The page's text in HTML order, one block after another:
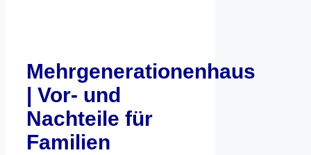
Mehrgenerationenhaus
| Vor- und
Nachteile für
Familien